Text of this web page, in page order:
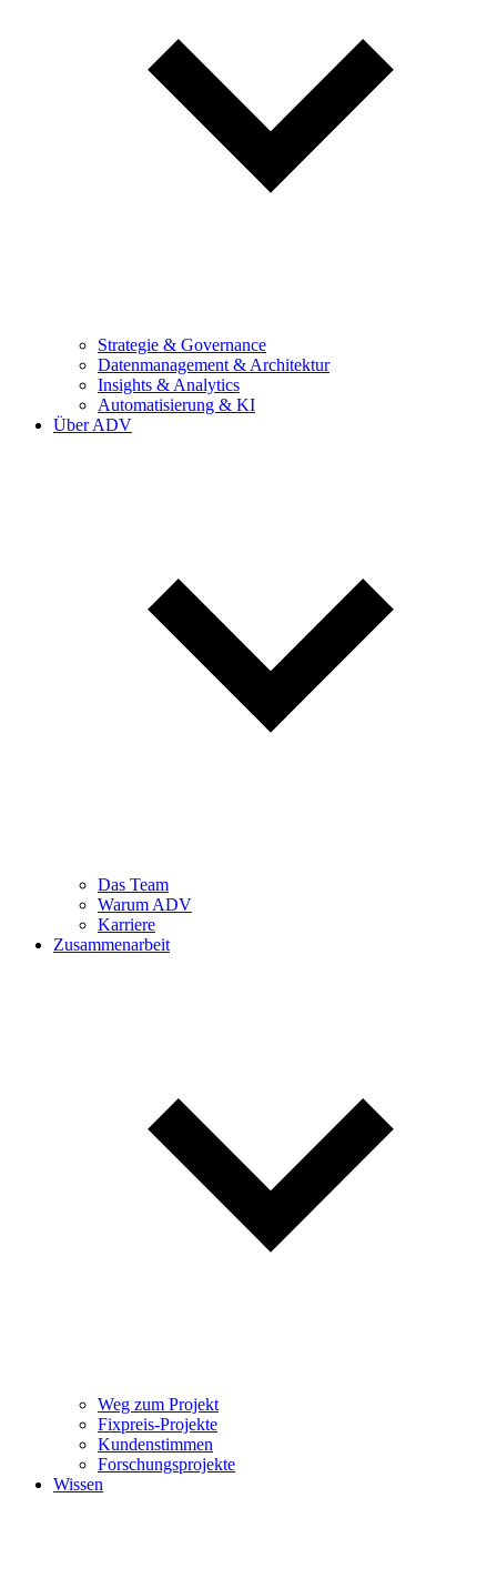
Strategie & Governance
Datenmanagement & Architektur
Insights & Analytics
Automatisierung & KI
Über ADV
Das Team
Warum ADV
Karriere
Zusammenarbeit
Weg zum Projekt
Fixpreis-Projekte
Kundenstimmen
Forschungsprojekte
Wissen